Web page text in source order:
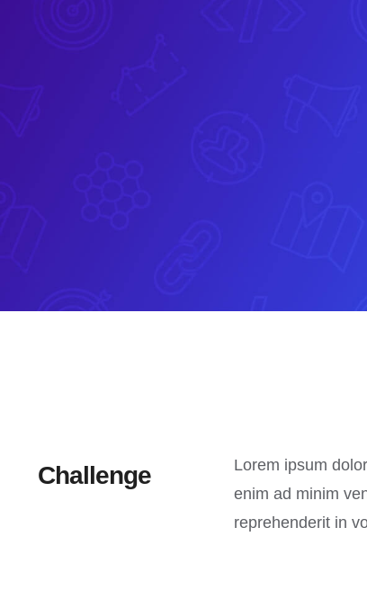
Challenge
Lorem ipsum
enim ad minim
reprehenderit in